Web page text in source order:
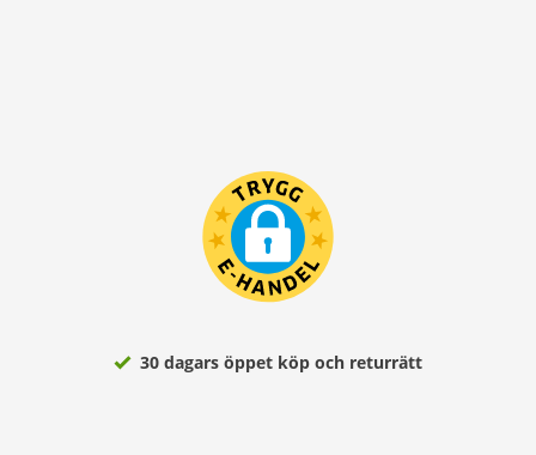
30 dagars öppet köp och returrätt